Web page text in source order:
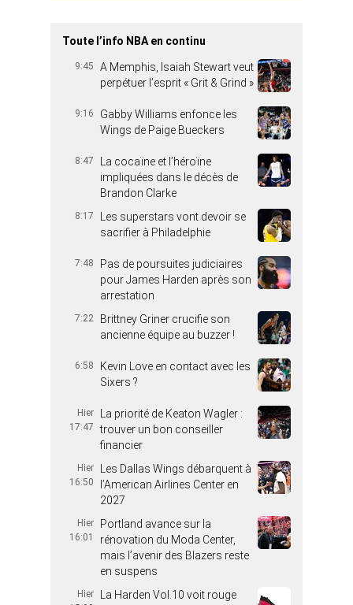
Toute l’info NBA en continu
9:45
A Memphis, Isaiah Stewart veut
perpétuer l’esprit « Grit & Grind »
9:16
Gabby Williams enfonce les
Wings de Paige Bueckers
8:47
La cocaïne et l’héroïne
impliquées dans le décès de
Brandon Clarke
8:17
Les superstars vont devoir se
sacrifier à Philadelphie
7:48
Pas de poursuites judiciaires
pour James Harden après son
arrestation
7:22
Brittney Griner crucifie son
ancienne équipe au buzzer !
6:58
Kevin Love en contact avec les
Sixers ?
Hier
17:47
La priorité de Keaton Wagler :
trouver un bon conseiller
financier
Hier
16:50
Les Dallas Wings débarquent à
l’American Airlines Center en
2027
Hier
16:01
Portland avance sur la
rénovation du Moda Center,
mais l’avenir des Blazers reste
en suspens
Hier
La Harden Vol.10 voit rouge